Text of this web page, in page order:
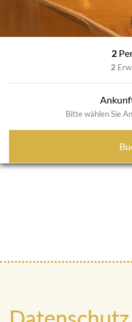
2
2
Bitte wählen Sie